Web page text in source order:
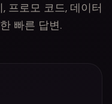
프로모 코드, 데이터
빠른 답변.